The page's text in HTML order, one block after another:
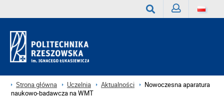
Strona główna Uczelnia Aktualności
Nowoczesna aparatura
naukowo-badawcza na WMT